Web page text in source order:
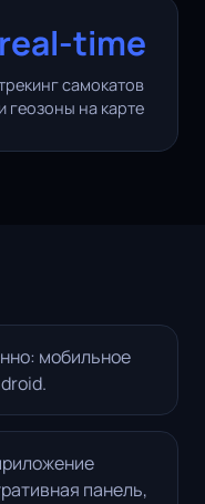
real-time
самокатов
и геозоны на карте
мобильное
панель,